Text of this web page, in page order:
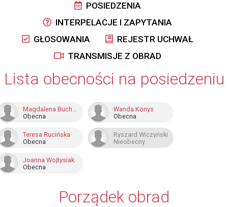
POSIEDZENIA
INTERPELACJE I ZAPYTANIA
GŁOSOWANIA
REJESTR UCHWAŁ
TRANSMISJE Z OBRAD
Lista obecności na posiedzeniu
Magdalena Buchholz
Obecna
Wanda Konys
Obecna
Teresa Rucińska
Obecna
Ryszard Wiczyński
Nieobecny
Joanna Wojtysiak
Obecna
Porządek obrad